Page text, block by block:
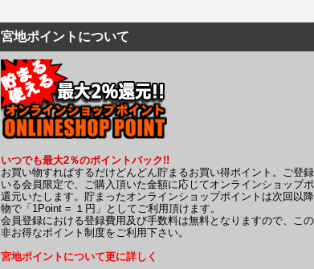
宮地ポイントについて
いつでも最大2％のポイントバック!!
お買い物すればするだけどんどん貯まるお買い得ポイント。ご登
いる会員限定で、ご購入頂いた金額に応じてオンラインショップ
還元いたします。貯まったオンラインショップポイントは次回以
物で「1Point = １円」としてご利用頂けます。
会員登録における登録費用及び手数料は無料となりますので、こ
非お得なポイント制度をご利用下さい。
宮地ポイントについて更に詳しく